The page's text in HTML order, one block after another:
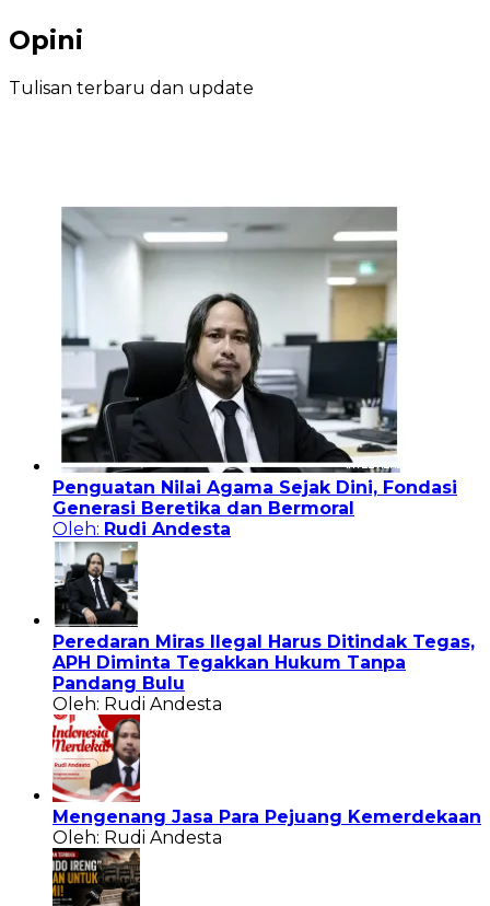
Opini
Tulisan terbaru dan update
Penguatan Nilai Agama Sejak Dini, Fondasi
Generasi Beretika dan Bermoral
Oleh: Rudi Andesta
Peredaran Miras Ilegal Harus Ditindak Tegas,
APH Diminta Tegakkan Hukum Tanpa
Pandang Bulu
Oleh: Rudi Andesta
Mengenang Jasa Para Pejuang Kemerdekaan
Oleh: Rudi Andesta